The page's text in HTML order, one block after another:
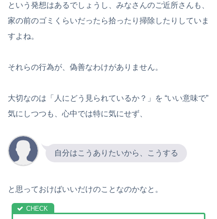
という発想はあるでしょうし、みなさんのご近所さんも、
家の前のゴミくらいだったら拾ったり掃除したりしていま
すよね。
それらの行為が、偽善なわけがありません。
大切なのは「人にどう見られているか？」を “いい意味で”
気にしつつも、心中では特に気にせず、
自分はこうありたいから、こうする
と思っておけばいいだけのことなのかなと。